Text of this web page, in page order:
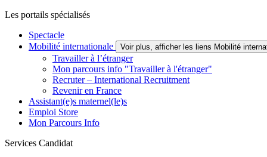
Les portails spécialisés
Spectacle
Mobilité internationale
Voir plus, afficher les liens Mobilité
Travailler à l’étranger
Mon parcours info "Travailler à l'étranger"
Recruter – International Recruitment
Revenir en France
Assistant(e)s maternel(le)s
Emploi Store
Mon Parcours Info
Services Candidat